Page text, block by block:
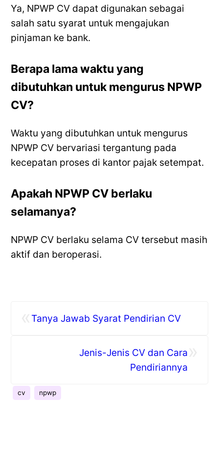
Ya, NPWP CV dapat digunakan sebagai
salah satu syarat untuk mengajukan
pinjaman ke bank.
Berapa lama waktu yang
dibutuhkan untuk mengurus NPWP
CV?
Waktu yang dibutuhkan untuk mengurus
NPWP CV bervariasi tergantung pada
kecepatan proses di kantor pajak setempat.
Apakah NPWP CV berlaku
selamanya?
NPWP CV berlaku selama CV tersebut masih
aktif dan beroperasi.
Tanya Jawab Syarat Pendirian CV
Jenis-Jenis CV dan Cara
Pendiriannya
cv npwp